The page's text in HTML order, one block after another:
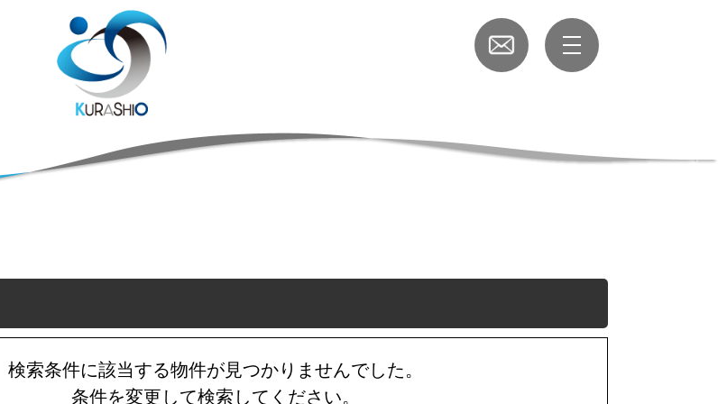
検索条件に該当する物件が見つかりませんでした。
条件を変更して検索してください。